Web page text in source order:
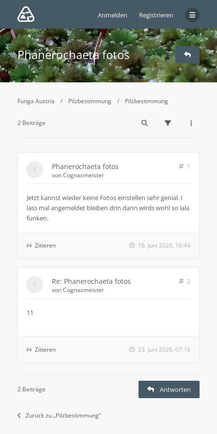
Anmelden Registrieren
Phanerochaeta fotos
Funga Austria Pilzbestimmung Pilzbestimmung
2 Beiträge
Phanerochaeta fotos
1
vonCognacmeister
Jetzt kannst wieder keine Fotos einstellen sehr genial. I
lass mal angemeldet bleiben drin dann wirds wohl so lala
funken.
Zitieren 16. Juni 2026, 16:44
Re: Phanerochaeta fotos
2
vonCognacmeister
11
Zitieren 23. Juni 2026, 07:16
2 Beiträge Antworten
Zurück zu „Pilzbestimmung“